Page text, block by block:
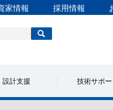
家情報 採用情報
設計支援 技術サポー